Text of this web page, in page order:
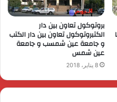
بروتوكول تعاون بين دار
الكتبروتوكول تعاون بين دار الكتب
و جامعة عين شمسب و جامعة
عين شمس
8 يناير، 2018